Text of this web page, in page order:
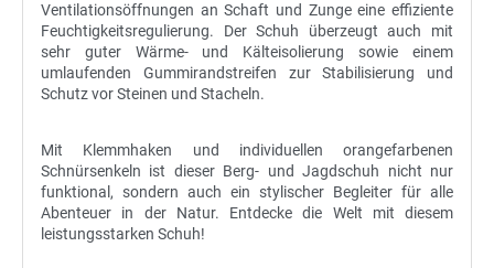
Ventilationsöffnungen an Schaft und Zunge eine effiziente
Feuchtigkeitsregulierung. Der Schuh überzeugt auch mit
sehr guter Wärme- und Kälteisolierung sowie einem
umlaufenden Gummirandstreifen zur Stabilisierung und
Schutz vor Steinen und Stacheln.
Mit Klemmhaken und individuellen orangefarbenen
Schnürsenkeln ist dieser Berg- und Jagdschuh nicht nur
funktional, sondern auch ein stylischer Begleiter für alle
Abenteuer in der Natur. Entdecke die Welt mit diesem
leistungsstarken Schuh!